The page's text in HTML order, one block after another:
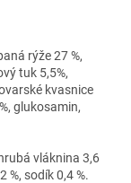
rýže 27 %,
tuk 5,5%,
kvasnice
glukosamin,
vláknina 3,6
%, sodík 0,4 %.